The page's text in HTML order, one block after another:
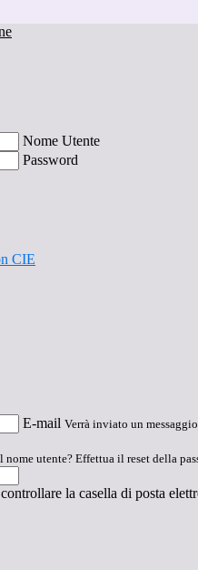
Nome Utente
Password
CIE
E-mail Verrà inviato un
nome utente? Effettua il reset della
la casella di posta